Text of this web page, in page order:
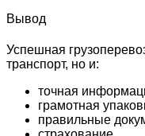
Вывод
Успешная
транспорт, но и:
точная
грамотная
правильные